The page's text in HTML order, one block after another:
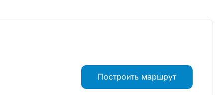
Построить маршрут